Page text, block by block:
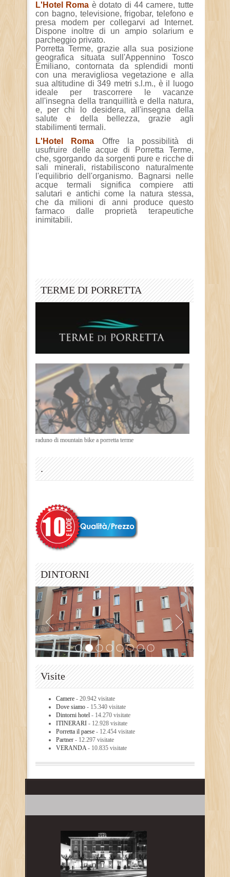
L'Hotel Roma è dotato di 44 camere, tutte
con bagno, televisione, frigobar, telefono e
presa modem per collegarvi ad Internet.
Dispone inoltre di un ampio solarium e
parcheggio privato.
Porretta Terme, grazie alla sua posizione
geografica situata sull'Appennino Tosco
Emiliano, contornata da splendidi monti
con una meravigliosa vegetazione e alla
sua altitudine di 349 metri s.l.m., è il luogo
ideale per trascorrere le vacanze
all'insegna della tranquillità e della natura,
e, per chi lo desidera, all'insegna della
salute e della bellezza, grazie agli
stabilimenti termali.
L'Hotel Roma Offre la possibilità di
usufruire delle acque di Porretta Terme,
che, sgorgando da sorgenti pure e ricche di
sali minerali, ristabiliscono naturalmente
l'equilibrio dell'organismo. Bagnarsi nelle
acque termali significa compiere atti
salutari e antichi come la natura stessa,
che da milioni di anni produce questo
farmaco dalle proprietà terapeutiche
inimitabili.
TERME DI PORRETTA
raduno di mountain bike a porretta terme
.
DINTORNI
Visite
Camere - 20.942 visitate
Dove siamo - 15.340 visitate
Dintorni hotel - 14.270 visitate
ITINERARI - 12.928 visitate
Porretta il paese - 12.454 visitate
Partner - 12.297 visitate
VERANDA- 10.835 visitate